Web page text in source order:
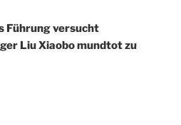
Führung versucht
Liu Xiaobo mundtot zu